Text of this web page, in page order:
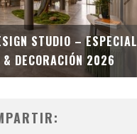
STUDIO – ESPECIAL
DECORACIÓN 2026